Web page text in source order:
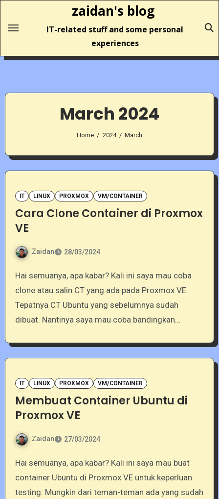
content
zaidan's blog
IT-related stuff and some personal
experiences
March 2024
Home 2024 March
IT LINUX PROXMOX VM/CONTAINER
Cara Clone Container di Proxmox
VE
Zaidan 28/03/2024
Hai semuanya, apa kabar? Kali ini saya mau coba
clone atau salin CT yang ada pada Proxmox VE.
Tepatnya CT Ubuntu yang sebelumnya sudah
dibuat. Nantinya saya mau coba bandingkan…
IT LINUX PROXMOX VM/CONTAINER
Membuat Container Ubuntu di
Proxmox VE
Zaidan 27/03/2024
Hai semuanya, apa kabar? Kali ini saya mau buat
container Ubuntu di Proxmox VE untuk keperluan
testing. Mungkin dari teman-teman ada yang sudah